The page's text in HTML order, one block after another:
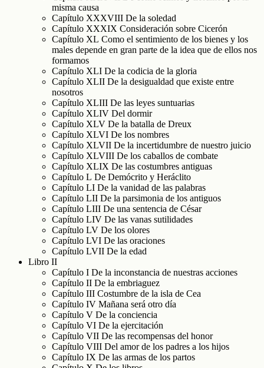
misma causa
Capítulo XXXVIII De la soledad
Capítulo XXXIX Consideración sobre Cicerón
Capítulo XL Como el sentimiento de los bienes y los
males depende en gran parte de la idea que de ellos nos
formamos
Capítulo XLI De la codicia de la gloria
Capítulo XLII De la desigualdad que existe entre
nosotros
Capítulo XLIII De las leyes suntuarias
Capítulo XLIV Del dormir
Capítulo XLV De la batalla de Dreux
Capítulo XLVI De los nombres
Capítulo XLVII De la incertidumbre de nuestro juicio
Capítulo XLVIII De los caballos de combate
Capítulo XLIX De las costumbres antiguas
Capítulo L De Demócrito y Heráclito
Capítulo LI De la vanidad de las palabras
Capítulo LII De la parsimonia de los antiguos
Capítulo LIII De una sentencia de César
Capítulo LIV De las vanas sutilidades
Capítulo LV De los olores
Capítulo LVI De las oraciones
Capítulo LVII De la edad
Libro II
Capítulo I De la inconstancia de nuestras acciones
Capítulo II De la embriaguez
Capítulo III Costumbre de la isla de Cea
Capítulo IV Mañana será otro día
Capítulo V De la conciencia
Capítulo VI De la ejercitación
Capítulo VII De las recompensas del honor
Capítulo VIII Del amor de los padres a los hijos
Capítulo IX De las armas de los partos